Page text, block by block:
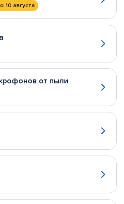
10 августа
от пыли